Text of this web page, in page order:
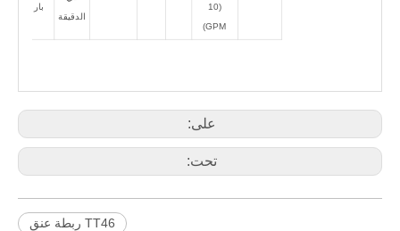
(10
GPM)
الدقيقة
بار
على:
تحت:
TT46 ربطة عنق